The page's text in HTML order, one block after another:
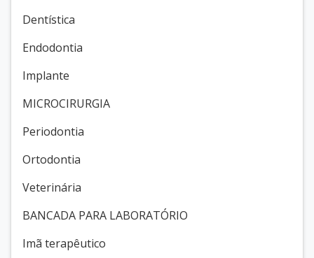
Dentística
Endodontia
Implante
MICROCIRURGIA
Periodontia
Ortodontia
Veterinária
BANCADA PARA LABORATÓRIO
Imã terapêutico